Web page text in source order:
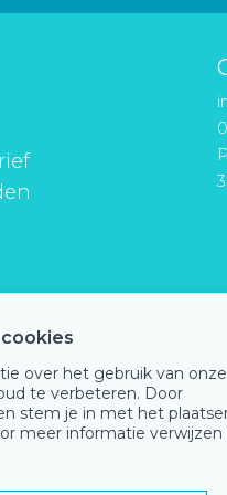
over het gebruik van onze
te verbeteren. Door
stem je in met het
meer informatie verwijzen